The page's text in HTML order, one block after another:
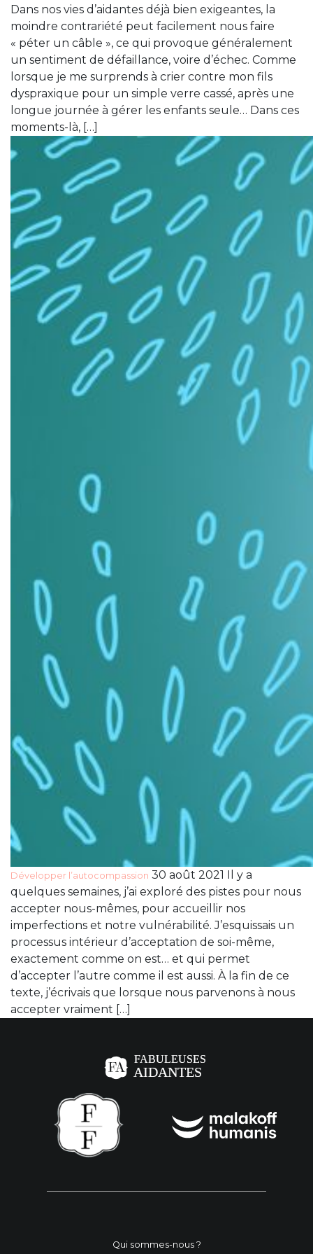
Dans nos vies d’aidantes déjà bien exigeantes, la
moindre contrariété peut facilement nous faire
« péter un câble », ce qui provoque généralement
un sentiment de défaillance, voire d’échec. Comme
lorsque je me surprends à crier contre mon fils
dyspraxique pour un simple verre cassé, après une
longue journée à gérer les enfants seule… Dans ces
moments-là, […]
Développer l’autocompassion 30 août 2021 Il y a
quelques semaines, j’ai exploré des pistes pour nous
accepter nous-mêmes, pour accueillir nos
imperfections et notre vulnérabilité. J’esquissais un
processus intérieur d’acceptation de soi-même,
exactement comme on est… et qui permet
d’accepter l’autre comme il est aussi. À la fin de ce
texte, j’écrivais que lorsque nous parvenons à nous
accepter vraiment […]
Qui sommes-nous ?